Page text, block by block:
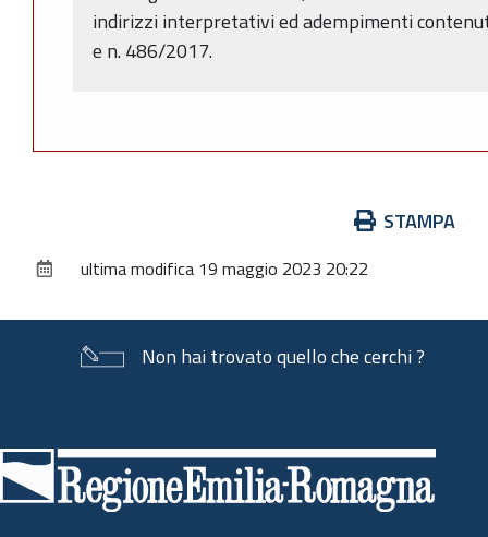
indirizzi interpretativi ed adempimenti
e n. 486/2017.
documento
STAMPA
ultima modifica 19 maggio 2023 20:22
Non hai trovato quello che cerchi ?
di
pagina